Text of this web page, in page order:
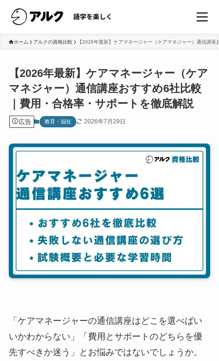
ホーム アルクの資格比較 【2026年最新】ケアマネージャー（ケアマネジャー）通信講
【2026年最新】ケアマネージャー（ケア
マネジャー）通信講座おすすめ6社比較
｜費用・合格率・サポートを徹底解説
広告 教育・福祉 2026年7月29日
「ケアマネージャーの通信講座はどこを選べばい
いかわからない」「費用とサポートのどちらを優
先すべきか迷う」とお悩みではないでしょうか。